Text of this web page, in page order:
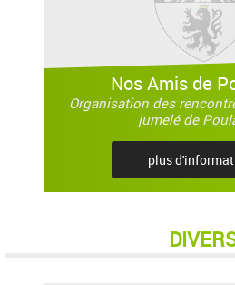
Nos Amis de
Organisation des
jumelé de
plus